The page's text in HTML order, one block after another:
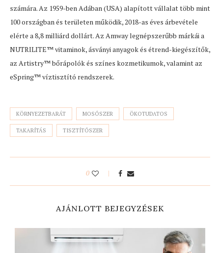
számára. Az 1959-ben Adában (USA) alapított vállalat több mint
100 országban és területen működik, 2018-as éves árbevétele
elérte a 8,8 milliárd dollárt. Az Amway legnépszerűbb márkái a
NUTRILITE™ vitaminok, ásványi anyagok és étrend-kiegészítők,
az Artistry™ bőrápolók és színes kozmetikumok, valamint az
eSpring™ víztisztító rendszerek.
KÖRNYEZETBARÁT MOSÓSZER ÖKOTUDATOS
TAKARÍTÁS TISZTÍTÓSZER
0
AJÁNLOTT BEJEGYZÉSEK